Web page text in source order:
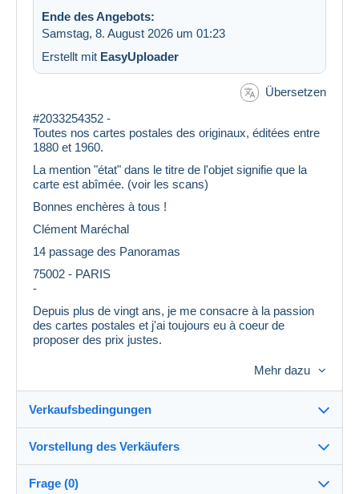
Ende des Angebots:
Samstag, 8. August 2026 um 01:23
Erstellt mit EasyUploader
Übersetzen
#2033254352 -
Toutes nos cartes postales des originaux, éditées entre
1880 et 1960.
La mention "état" dans le titre de l'objet signifie que la
carte est abîmée. (voir les scans)
Bonnes enchères à tous !
Clément Maréchal
14 passage des Panoramas
75002 - PARIS
-
Depuis plus de vingt ans, je me consacre à la passion
des cartes postales et j'ai toujours eu à coeur de
proposer des prix justes.
meilleures conditions possibles, j'ai décidé de mettre en
place une réduction permanente de 50 % sur l'ensemble
du magasin.
Cette tarification, que vous aviez déjà pu retrouver
ponctuellement par le passé, devient désormais la règle,
afin de rendre chaque collection encore plus accessible
Mehr dazu
Verkaufsbedingungen
Verkaufsbedingungen im Detail
Vorstellung des Verkäufers
Frage (0)